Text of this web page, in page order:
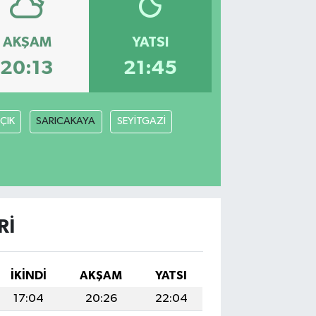
AKŞAM
20:13
YATSI
21:45
SARICAKAYA SEYİTGAZİ
İKINDI AKŞAM
YATSI
17:04
20:26 22:04